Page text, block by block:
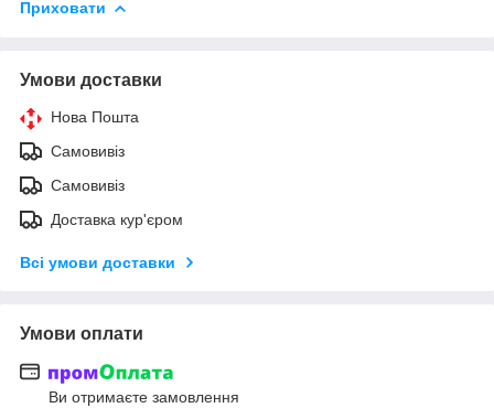
Приховати
Умови доставки
Нова Пошта
Самовивіз
Самовивіз
Доставка кур'єром
Всі умови доставки
Умови оплати
Ви отримаєте замовлення